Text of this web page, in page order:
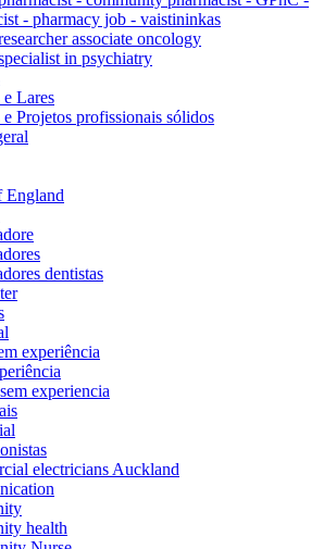
- pharmacy job - vaistininkas
associate oncology
in psychiatry
Lares
Projetos profissionais sólidos
England
dentistas
experiência
experiencia
electricians Auckland
health